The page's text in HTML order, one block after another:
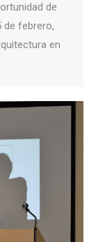
de
de febrero,
en